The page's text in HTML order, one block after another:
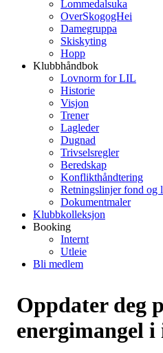
Lommedalsuka
OverSkogogHei
Damegruppa
Skiskyting
Hopp
Klubbhåndbok
Lovnorm for LIL
Historie
Visjon
Trener
Lagleder
Dugnad
Trivselsregler
Beredskap
Konflikthåndtering
Retningslinjer fond og
Dokumentmaler
Klubbkolleksjon
Booking
Internt
Utleie
Bli medlem
Oppdater deg
energimangel